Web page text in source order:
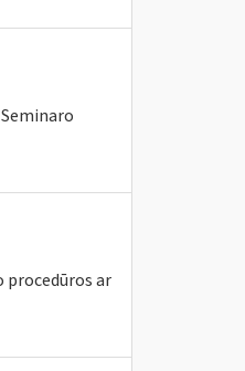
procedūros ar